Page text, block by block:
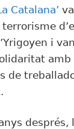
Catalana’
i
amb
de
després,